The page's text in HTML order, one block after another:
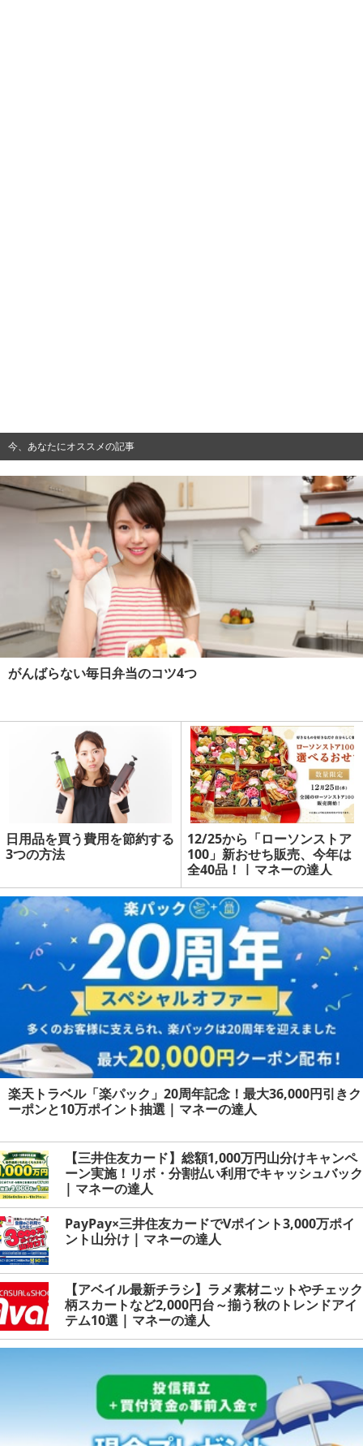
今、あなたにオススメの記事
がんばらない毎日弁当のコツ4つ
日用品を買う費用を節約する
3つの方法
12/25から「ローソンストア
100」新おせち販売、今年は
全40品！ | マネーの達人
楽天トラベル「楽パック」20周年記念！最大36,000円引きク
ーポンと10万ポイント抽選 | マネーの達人
【三井住友カード】総額1,000万円山分けキャンペ
ーン実施！リボ・分割払い利用でキャッシュバック
| マネーの達人
PayPay×三井住友カードでVポイント3,000万ポイ
ント山分け | マネーの達人
【アベイル最新チラシ】ラメ素材ニットやチェック
柄スカートなど2,000円台～揃う秋のトレンドアイ
テム10選 | マネーの達人